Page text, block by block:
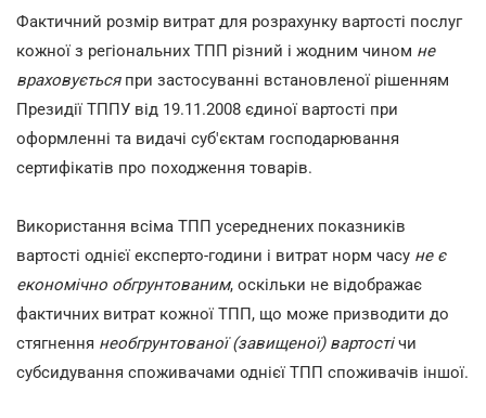
Фактичний розмір витрат для розрахунку вартості послуг
кожної з регіональних ТПП різний і жодним чином не
враховуєтьсяпри застосуванні встановленої рішенням
Президії ТППУ від 19.11.2008 єдиної вартості при
оформленні та видачі суб'єктам господарювання
сертифікатів про походження товарів.
Використання всіма ТПП усереднених показників
вартості однієї експерто-години і витрат норм часу не є
економічно обгрунтованим, оскільки не відображає
фактичних витрат кожної ТПП, що може призводити до
стягнення необгрунтованої (завищеної) вартостічи
субсидування споживачами однієї ТПП споживачів іншої.